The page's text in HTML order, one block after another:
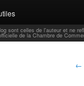
sont celles de l'auteur et ne
de la Chambre de
←